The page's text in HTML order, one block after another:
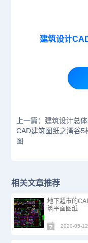
建筑设计
上一篇：建筑设计总体
CAD建筑图纸之湾谷5
图
相关文章推荐
地下超市的
筑平面图纸
2020-05-12